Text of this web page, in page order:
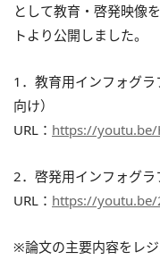
として教育・啓発映像
トより公開しました。
1．教育用インフォグ
向け）
URL： https://youtu.be/
2．啓発用インフォグラ
URL： https://youtu.be/
※論文の主要内容をレ